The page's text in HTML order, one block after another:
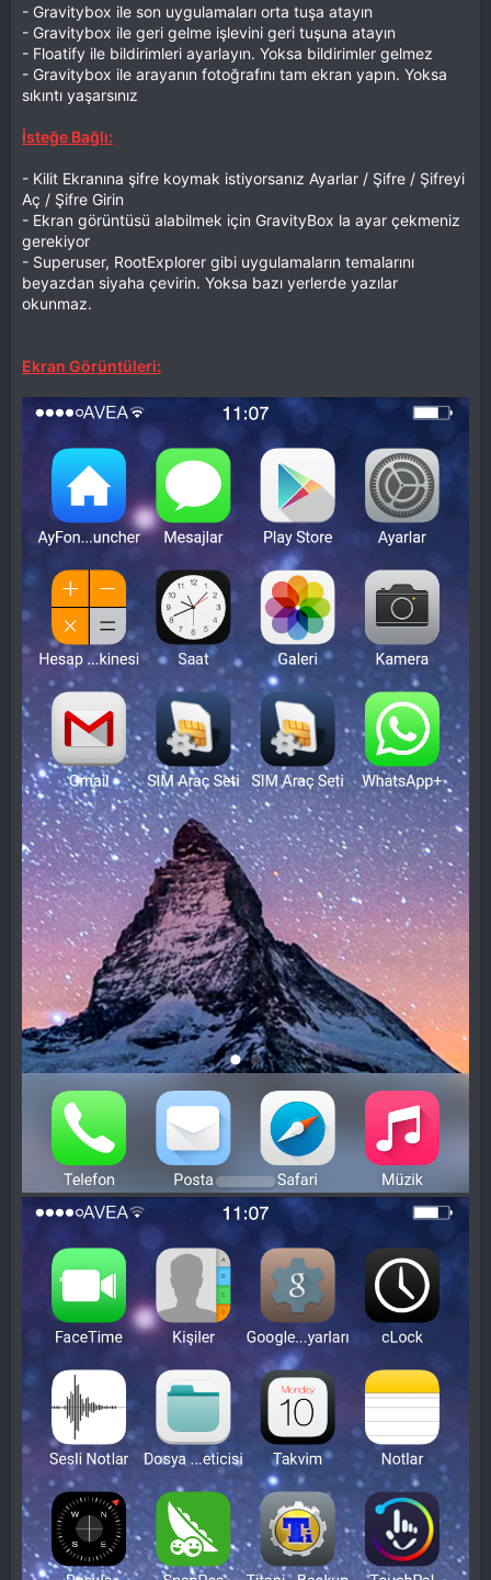
- Gravitybox ile son uygulamaları orta tuşa atayın
- Gravitybox ile geri gelme işlevini geri tuşuna atayın
- Floatify ile bildirimleri ayarlayın. Yoksa bildirimler gelmez
- Gravitybox ile arayanın fotoğrafını tam ekran yapın. Yoksa
sıkıntı yaşarsınız
İsteğe Bağlı:
- Kilit Ekranına şifre koymak istiyorsanız Ayarlar / Şifre / Şifreyi
Aç / Şifre Girin
- Ekran görüntüsü alabilmek için GravityBox la ayar çekmeniz
gerekiyor
- Superuser, RootExplorer gibi uygulamaların temalarını
beyazdan siyaha çevirin. Yoksa bazı yerlerde yazılar
okunmaz.
Ekran Görüntüleri: